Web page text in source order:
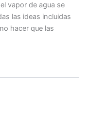
vapor de agua se
las ideas incluidas
hacer que las